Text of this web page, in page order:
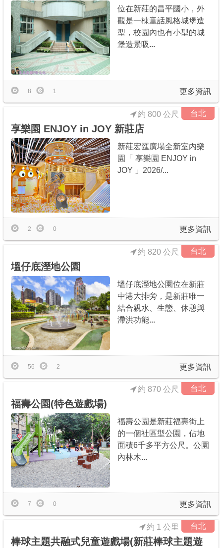
位在新莊的昌平國小，外
觀是一棟童話風格城堡造
型，校園內也有小型的城
堡造景吸...
更多資訊
8 1
台北
約 800 公尺
享樂園 ENJOY in JOY 新莊店
新莊宏匯廣場全新室內樂
園「 享樂園 ENJOY in
JOY 」2026/...
更多資訊
2 0
台北
約 820 公尺
塭仔底溼地公園
塭仔底溼地公園位在新莊
中港大排旁，是新莊唯一
結合親水、生態、休憩與
滯洪功能...
更多資訊
56 2
台北
約 870 公尺
福壽公園(特色遊戲場)
福壽公園是新莊福壽街上
的一個社區型公園，佔地
面積6千多平方公尺。公園
內林木...
更多資訊
7 0
台北
約 1 公里
棒球主題共融式兒童遊戲場(新莊棒球主題遊